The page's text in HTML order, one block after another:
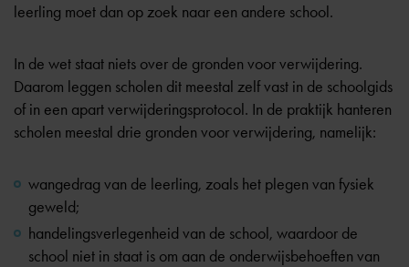
leerling moet dan op zoek naar een andere school.
In de wet staat niets over de gronden voor verwijdering.
Daarom leggen scholen dit meestal zelf vast in de schoolgids
of in een apart verwijderingsprotocol. In de praktijk hanteren
scholen meestal drie gronden voor verwijdering, namelijk:
wangedrag van de leerling, zoals het plegen van fysiek
geweld;
handelingsverlegenheid van de school, waardoor de
school niet in staat is om aan de onderwijsbehoeften van